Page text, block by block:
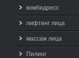
комбидресс
лифтинг лица
массаж лица
Пилинг